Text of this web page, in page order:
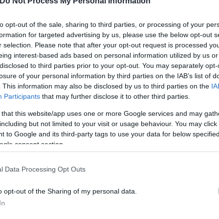
opt-out of the sale, sharing to third parties, or processing of your
for targeted advertising by us, please use the below opt-out
selection. Please note that after your opt-out request is processed
interest-based ads based on personal information utilized by us
to third parties prior to your opt-out. You may separately
of your personal information by third parties on the IAB’s list of
This information may also be disclosed by us to third parties on the
Participants that may further disclose it to other third parties.
that this website/app uses one or more Google services and may
but not limited to your visit or usage behaviour. You may
to Google and its third-party tags to use your data for below
consent section.
Data Processing Opt Outs
opt-out of the Sharing of my personal data.
Χανίων, ωστόσο, δεν
Γιώργος
Γεωργακόπουλος